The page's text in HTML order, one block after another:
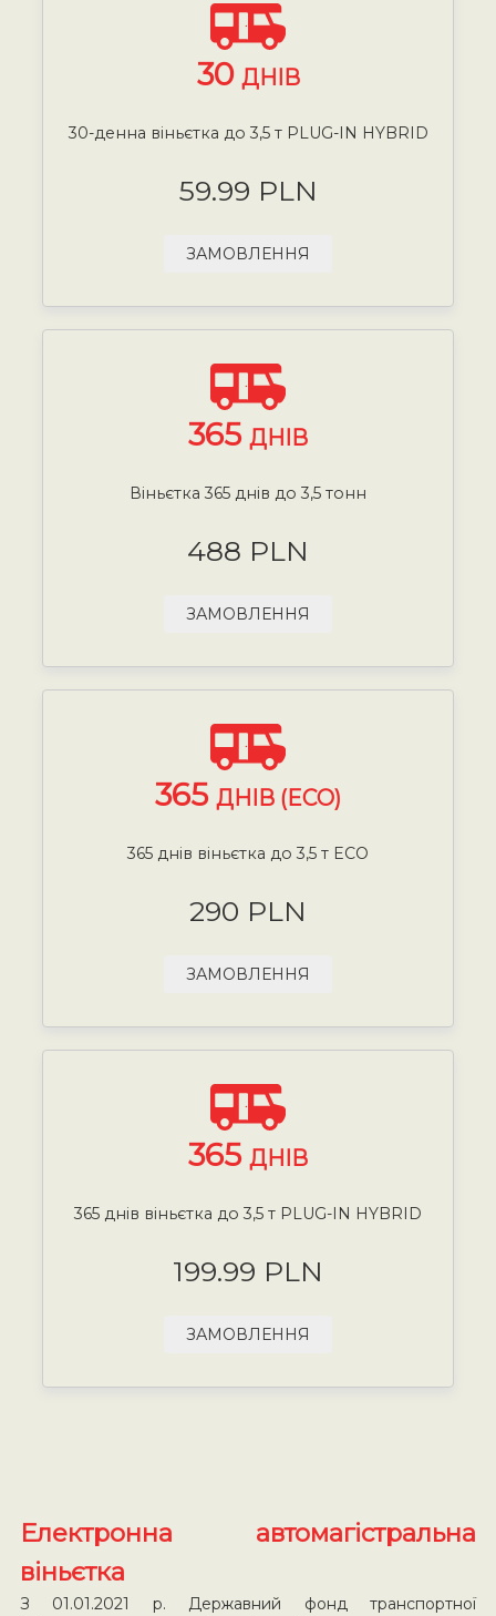
30 ДНІВ
30-денна віньєтка до 3,5 т PLUG-IN HYBRID
59.99 PLN
ЗАМОВЛЕННЯ
365 ДНІВ
Віньєтка 365 днів до 3,5 тонн
488 PLN
ЗАМОВЛЕННЯ
365 ДНІВ (ECO)
365 днів віньєтка до 3,5 т ECO
290 PLN
ЗАМОВЛЕННЯ
365 ДНІВ
365 днів віньєтка до 3,5 т PLUG-IN HYBRID
199.99 PLN
ЗАМОВЛЕННЯ
Електронна автомагістральна
віньєтка
З 01.01.2021 р. Державний фонд транспортної